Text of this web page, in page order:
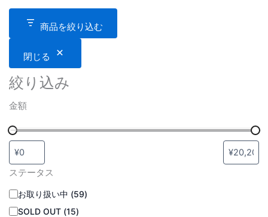
商品を絞り込む
閉じる
絞り込み
金額
ステータス
お取り扱い中 (59)
SOLD OUT (15)